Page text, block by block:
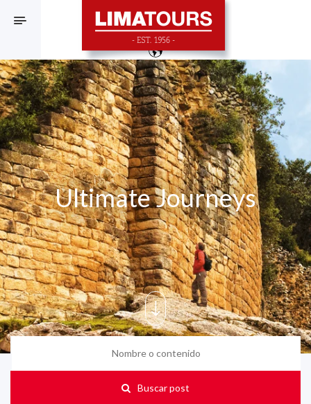
F
Ultimate Journeys
Buscar post